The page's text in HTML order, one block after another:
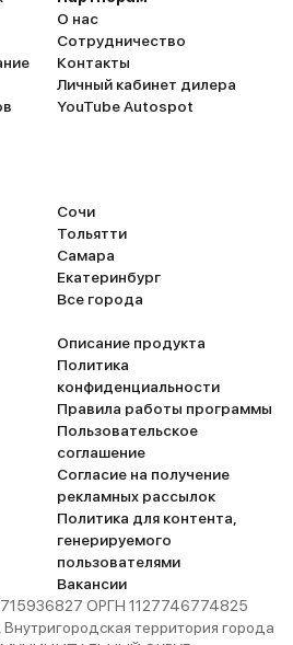
круиз-контроль (при
часть управления
на себя). Мне за рулем
комфортно,
подстраивается под
часто
Иногда приходилось
устойчивости и
вперед.
О нас
Сотрудничество
Контакты
Личный кабинет дилера
YouTube Autospot
Сочи
Тольятти
Самара
Екатеринбург
Все города
Описание продукта
Политика
конфиденциальности
Правила работы программы
Пользовательское
соглашение
Согласие на получение
рекламных рассылок
Политика для контента,
генерируемого
пользователями
Вакансии
ОРГН 1127746774825
территория города